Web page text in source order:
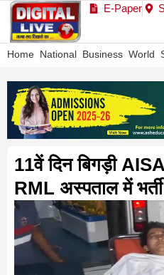
E-Paper
Home National Business World
11वें दिन बिगड़ी
RML अस्पताल में भर्ती